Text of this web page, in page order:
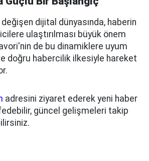
değişen dijital dünyasında, haberin
ulaştırılması büyük önem
de bu dinamiklere uyum
doğru habercilik ilkesiyle hareket
adresini ziyaret ederek yeni haber
güncel gelişmeleri takip